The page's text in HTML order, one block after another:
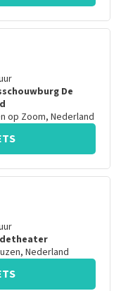
De
op Zoom, Nederland
, Nederland